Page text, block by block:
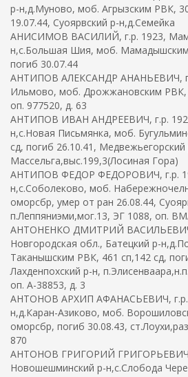
р-н,д.Муново, моб. Агрызским РВК,
19.07.44, Суоярвский р-н,д.Семейка
АНИСИМОВ ВАСИЛИЙ, г.р. 1923,
н,с.Большая Шия, моб.
погиб 30.07.44
АНТИПОВ АЛЕКСАНДР АНАНЬЕВИЧ,
Ильмово, моб. Дрожжановским РВК,
оп. 977520, д. 63
АНТИПОВ ИВАН АНДРЕЕВИЧ, г.р.
н,с.Новая Письмянка, моб.
сд, погиб 26.10.41, Медвежьегорский
Массельга,выс.199,3(Лосиная Гора)
АНТИПОВ ФЕДОР ФЕДОРОВИЧ, г.р.
н,с.Соболеково, моб.
оморсбр, умер от ран 26.08.44,
п.Леппяниэми,мог.13, ЭГ 1088, оп.
АНТОНЕНКО ДМИТРИЙ
Новгородская обл., Батецкий р-
Таканышским РВК, 461 сп,142 сд,
Лахденпохский р-н,
оп. А-38853, д. 3
АНТОНОВ АРХИП АФАНАСЬЕВИЧ, г.р.
н,д.Каран-Азиково, моб.
оморсбр, погиб 30.08.43,
870
АНТОНОВ ГРИГОРИЙ ГРИГОРЬЕВИЧ,
Новошешминский р-н,с.Слобода